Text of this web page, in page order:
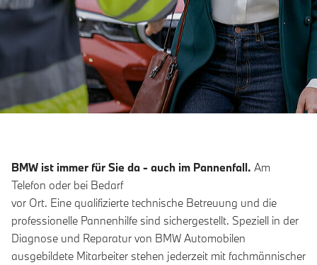
BMW ist immer für Sie da - auch im Pannenfall. Am
Telefon oder bei Bedarf
vor Ort. Eine qualifizierte technische Betreuung und die
professionelle Pannenhilfe sind sichergestellt. Speziell in der
Diagnose und Reparatur von BMW Automobilen
ausgebildete Mitarbeiter stehen jederzeit mit fachmännischer